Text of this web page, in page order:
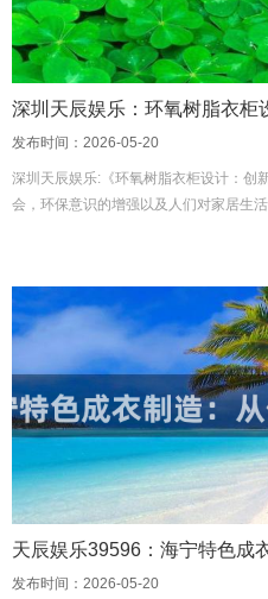
深圳天辰娱乐：环氧树脂衣柜
发布时间：2026-05-20
深圳天辰娱乐:《环氧树脂衣柜设计：创
会，环保意识的增强以及人们对家居生
天辰娱乐39596：海宁特色成
发布时间：2026-05-20